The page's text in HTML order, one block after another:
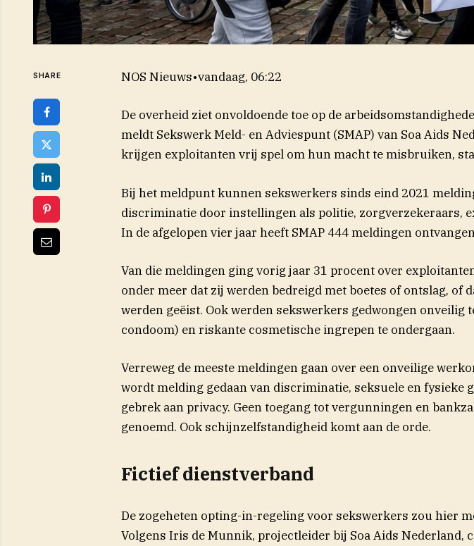
SHARE NOS Nieuws•vandaag, 06:22
De overheid ziet onvoldoende toe op de
meldt Sekswerk Meld- en Adviespunt (SMAP) van Soa Aids
krijgen exploitanten vrij spel om hun macht te misbruiken,
Bij het meldpunt kunnen sekswerkers sinds eind 2021
discriminatie door instellingen als politie, zorgverzekeraars,
In de afgelopen vier jaar heeft SMAP 444 meldingen
Van die meldingen ging vorig jaar 31 procent over
onder meer dat zij werden bedreigd met boetes of ontslag, of
werden geëist. Ook werden sekswerkers gedwongen onveilig
condoom) en riskante cosmetische ingrepen te ondergaan.
Verreweg de meeste meldingen gaan over een onveilige
wordt melding gedaan van discriminatie, seksuele en fysieke
gebrek aan privacy. Geen toegang tot vergunningen en
genoemd. Ook schijnzelfstandigheid komt aan de orde.
Fictief dienstverband
De zogeheten opting-in-regeling voor sekswerkers zou hier
Volgens Iris de Munnik, projectleider bij Soa Aids Nederland,